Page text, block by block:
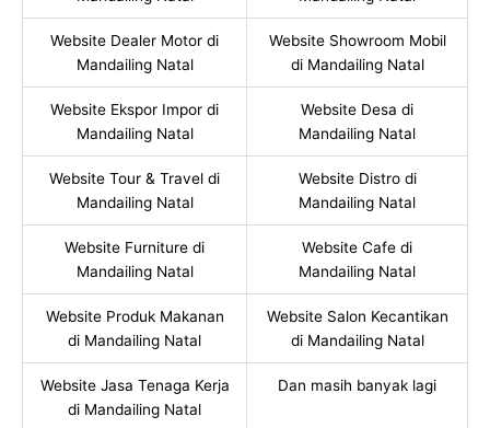
Website Dealer Motor di
Mandailing Natal
Website Showroom Mobil
di Mandailing Natal
Website Ekspor Impor di
Mandailing Natal
Website Desa di
Mandailing Natal
Website Tour & Travel di
Mandailing Natal
Website Distro di
Mandailing Natal
Website Furniture di
Mandailing Natal
Website Cafe di
Mandailing Natal
Website Produk Makanan
di Mandailing Natal
Website Salon Kecantikan
di Mandailing Natal
Website Jasa Tenaga Kerja
di Mandailing Natal
Dan masih banyak lagi